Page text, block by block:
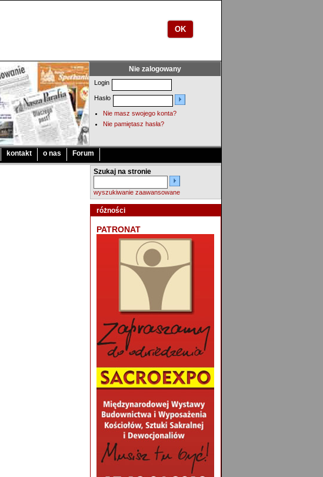
OK
Nie zalogowany
Login
Hasło
Nie masz swojego konta?
Nie pamiętasz hasła?
kontakt o nas Forum
Szukaj na stronie
wyszukiwanie zaawansowane
różności
PATRONAT